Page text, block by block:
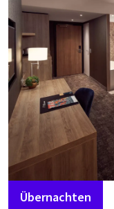
Übernachten